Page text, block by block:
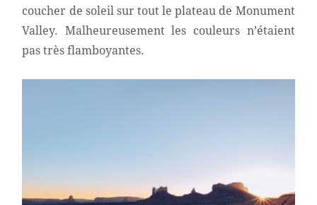
coucher de soleil sur tout le plateau de Monument
Valley. Malheureusement les couleurs n’étaient
pas très flamboyantes.